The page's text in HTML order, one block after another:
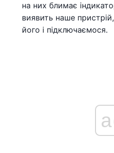
на них блимає
виявить наше
його і підключаємося.